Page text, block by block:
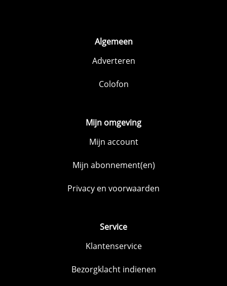
Algemeen
Adverteren
Colofon
Mijn omgeving
Mijn account
Mijn abonnement(en)
Privacy en voorwaarden
Service
Klantenservice
Bezorgklacht indienen